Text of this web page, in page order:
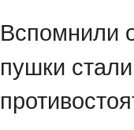
Вспомнили
пушки